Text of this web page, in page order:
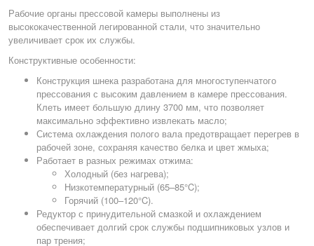
Рабочие органы прессовой камеры выполнены из
высококачественной легированной стали, что значительно
увеличивает срок их службы.
Конструктивные особенности:
Конструкция шнека разработана для многоступенчатого
прессования с высоким давлением в камере прессования.
Клеть имеет большую длину 3700 мм, что позволяет
максимально эффективно извлекать масло;
Система охлаждения полого вала предотвращает перегрев в
рабочей зоне, сохраняя качество белка и цвет жмыха;
Работает в разных режимах отжима:
Холодный (без нагрева);
Низкотемпературный (65–85°C);
Горячий (100–120°C).
Редуктор с принудительной смазкой и охлаждением
обеспечивает долгий срок службы подшипниковых узлов и
пар трения;